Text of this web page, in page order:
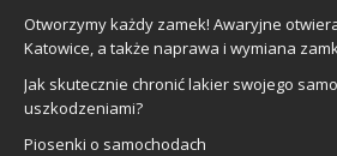
Otworzymy każdy zamek! Awaryjne
Katowice, a także naprawa i wymiana
Jak skutecznie chronić lakier swojego
uszkodzeniami?
Piosenki o samochodach